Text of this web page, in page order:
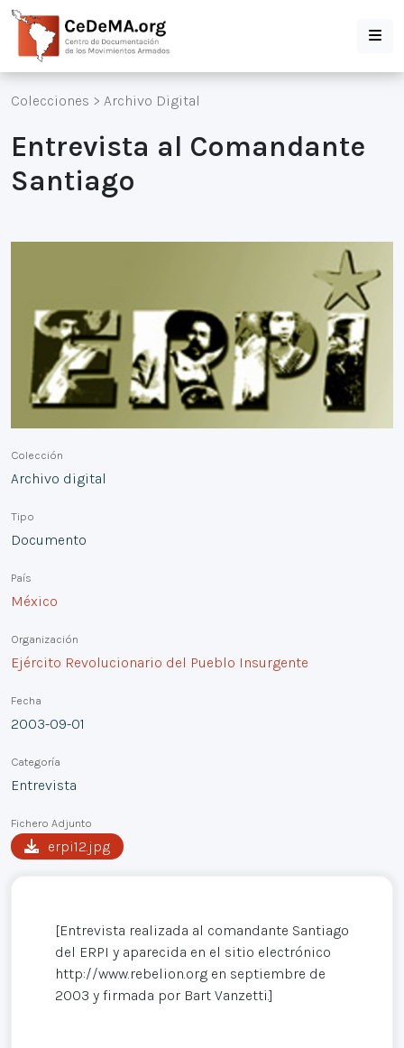
Colecciones > Archivo Digital
Entrevista al Comandante
Santiago
Colección
Archivo digital
Tipo
Documento
País
México
Organización
Ejército Revolucionario del Pueblo Insurgente
Fecha
2003-09-01
Categoría
Entrevista
Fichero Adjunto
erpi12.jpg
[Entrevista realizada al comandante Santiago
del ERPI y aparecida en el sitio electrónico
http://www.rebelion.org en septiembre de
2003 y firmada por Bart Vanzetti.]